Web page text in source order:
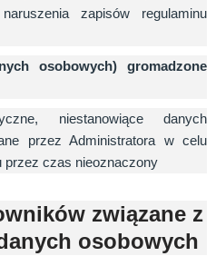
zapisów regulaminu
osobowych) gromadzone
niestanowiące danych
przez Administratora w celu
przez czas nieoznaczony
związane z
osobowych